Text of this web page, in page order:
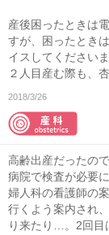
産後困ったときは
すが、困ったとき
イスしてくださいま
２人目産む際も、
2018/3/26
高齢出産だったの
病院で検査が必要
婦人科の看護師の
行くよう案内され
り来たり…。2回目